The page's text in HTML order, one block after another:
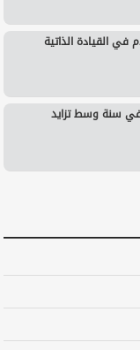
في القيادة الذاتية
في سنة وسط تزايد